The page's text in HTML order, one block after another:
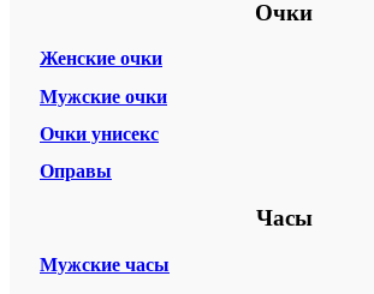
Очки
Женские очки
Мужские очки
Очки унисекс
Оправы
Часы
Мужские часы